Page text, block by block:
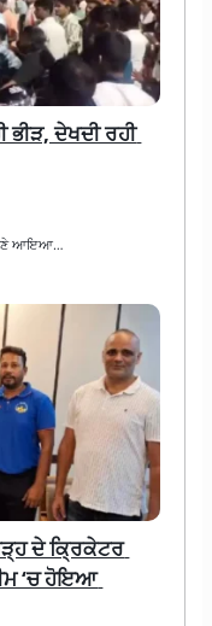
ਦੇਖਦੀ ਰਹੀ
ਆਇਆ…
ਦੇ ਕ੍ਰਿਕੇਟਰ
‘ਚ ਹੋਇਆ